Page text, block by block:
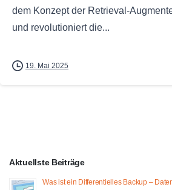
dem Konzept der Retrieval-
und revolutioniert die...
19. Mai 2025
Aktuellste Beiträge
Was ist ein Differentielles Backup –